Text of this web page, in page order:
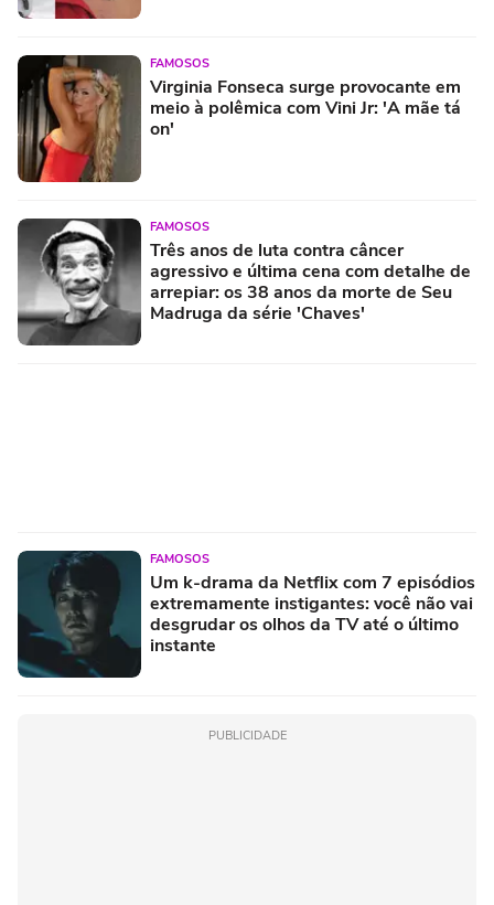
FAMOSOS
Virginia Fonseca surge provocante em
meio à polêmica com Vini Jr: 'A mãe tá
on'
FAMOSOS
Três anos de luta contra câncer
agressivo e última cena com detalhe de
arrepiar: os 38 anos da morte de Seu
Madruga da série 'Chaves'
FAMOSOS
Um k-drama da Netflix com 7 episódios
extremamente instigantes: você não vai
desgrudar os olhos da TV até o último
instante
PUBLICIDADE